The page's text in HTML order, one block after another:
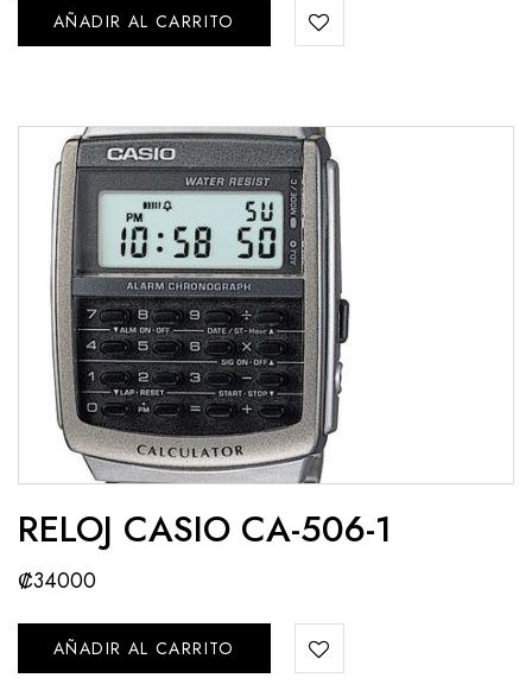
AÑADIR AL CARRITO
RELOJ CASIO CA-506-1
₡34000
AÑADIR AL CARRITO